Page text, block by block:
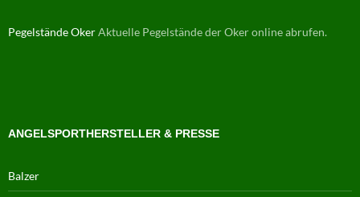
Pegelstände OkerAktuelle Pegelstände der Oker online abrufen.
ANGELSPORTHERSTELLER & PRESSE
Balzer